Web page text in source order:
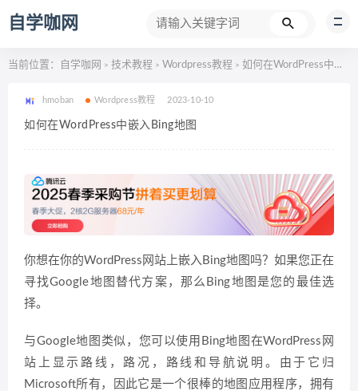
自学咖网
当前位置： 自学咖网 > 技术教程 > Wordpress教程 > 如何在WordPress中嵌入Bing地图
hmoban Wordpress教程 2023-10-10
如何在WordPress中嵌入Bing地图
你想在你的WordPress网站上嵌入Bing地图吗？如果您正在
寻找Google地图替代方案，那么Bing地图是您的最佳选
择。
与Google地图类似，您可以使用Bing地图在WordPress网
站上显示路线，路况，路线和导航说明。由于它归
Microsoft所有，因此它是一个很棒的地图应用程序，拥有